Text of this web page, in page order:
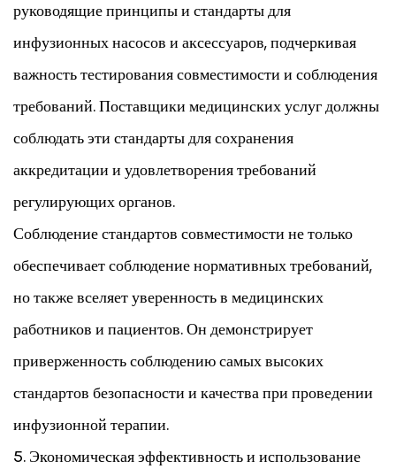
руководящие принципы и стандарты для
инфузионных насосов и аксессуаров, подчеркивая
важность тестирования совместимости и соблюдения
требований. Поставщики медицинских услуг должны
соблюдать эти стандарты для сохранения
аккредитации и удовлетворения требований
регулирующих органов.
Соблюдение стандартов совместимости не только
обеспечивает соблюдение нормативных требований,
но также вселяет уверенность в медицинских
работников и пациентов. Он демонстрирует
приверженность соблюдению самых высоких
стандартов безопасности и качества при проведении
инфузионной терапии.
5. Экономическая эффективность и использование